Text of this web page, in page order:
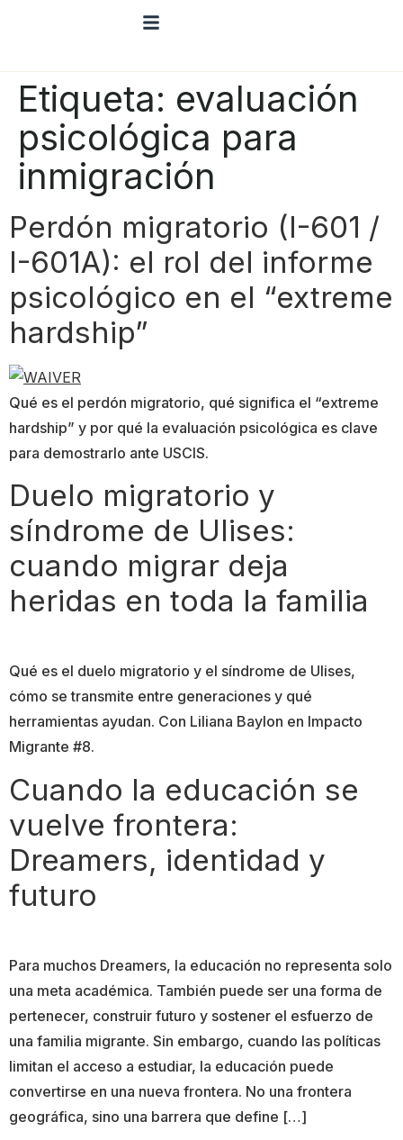
Etiqueta: evaluación
psicológica para
inmigración
Perdón migratorio (I-601 /
I-601A): el rol del informe
psicológico en el “extreme
hardship”
Qué es el perdón migratorio, qué significa el “extreme
hardship” y por qué la evaluación psicológica es clave
para demostrarlo ante USCIS.
Duelo migratorio y
síndrome de Ulises:
cuando migrar deja
heridas en toda la familia
Qué es el duelo migratorio y el síndrome de Ulises,
cómo se transmite entre generaciones y qué
herramientas ayudan. Con Liliana Baylon en Impacto
Migrante #8.
Cuando la educación se
vuelve frontera:
Dreamers, identidad y
futuro
Para muchos Dreamers, la educación no representa solo
una meta académica. También puede ser una forma de
pertenecer, construir futuro y sostener el esfuerzo de
una familia migrante. Sin embargo, cuando las políticas
limitan el acceso a estudiar, la educación puede
convertirse en una nueva frontera. No una frontera
geográfica, sino una barrera que define […]